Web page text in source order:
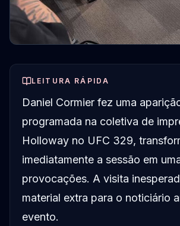
LEITURA RÁPIDA
Daniel Cormier fez uma
programada na coletiva de
Holloway no UFC 329,
imediatamente a sessão em
provocações. A visita
material extra para o noticiário
evento.